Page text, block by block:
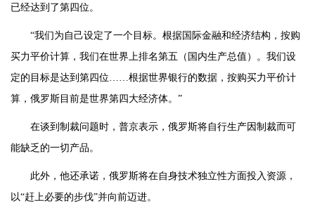
已经达到了第四位。
“我们为自己设定了一个目标。根据国际金融和经济结构，按购
买力平价计算，我们在世界上排名第五（国内生产总值）。我们设
定的目标是达到第四位……根据世界银行的数据，按购买力平价计
算，俄罗斯目前是世界第四大经济体。”
在谈到制裁问题时，普京表示，俄罗斯将自行生产因制裁而可
能缺乏的一切产品。
此外，他还承诺，俄罗斯将在自身技术独立性方面投入资源，
以“赶上必要的步伐”并向前迈进。